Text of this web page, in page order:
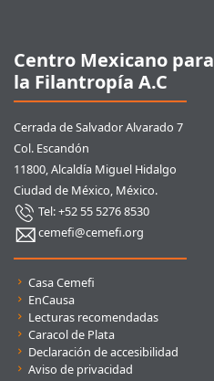
Centro Mexicano para
la Filantropía A.C
Cerrada de Salvador Alvarado 7
Col. Escandón
11800, Alcaldía Miguel Hidalgo
Ciudad de México, México.
Tel: +52 55 5276 8530
cemefi@cemefi.org
Enlaces rápidos
Casa Cemefi
EnCausa
Lecturas recomendadas
Caracol de Plata
Declaración de accesibilidad
Aviso de privacidad